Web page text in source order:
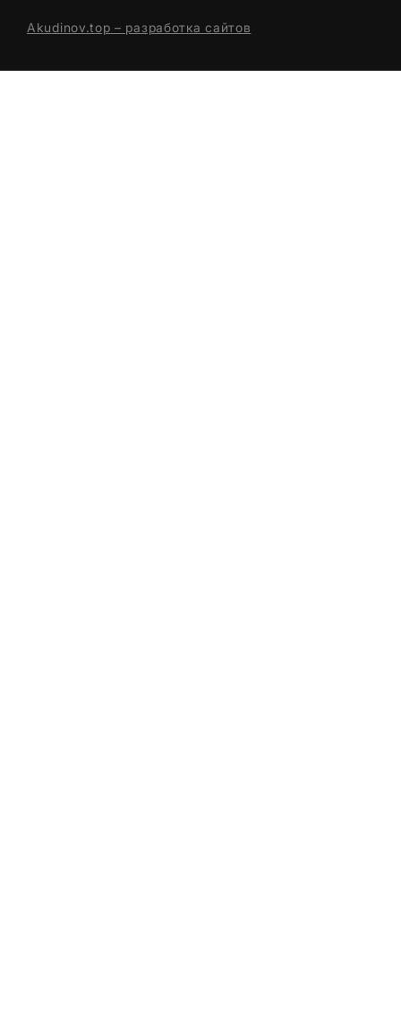
Akudinov.top – разработка сайтов